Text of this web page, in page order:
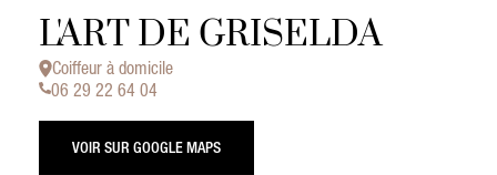
L'ART DE GRISELDA
Coiffeur à domicile
06 29 22 64 04
VOIR SUR GOOGLE MAPS